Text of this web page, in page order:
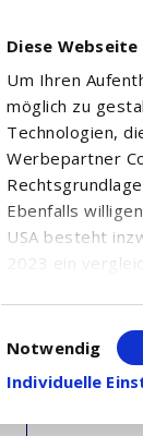
Diese
Um Ihren
möglich zu
Technologien,
Werbepartner
Ebenfalls
USA besteht
2023 ein
in den USA,
Einwilligung
Notwendig
Individuelle
COVESTRO AG